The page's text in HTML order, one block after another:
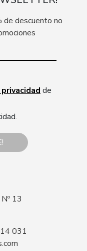
descuento no
de
13
031